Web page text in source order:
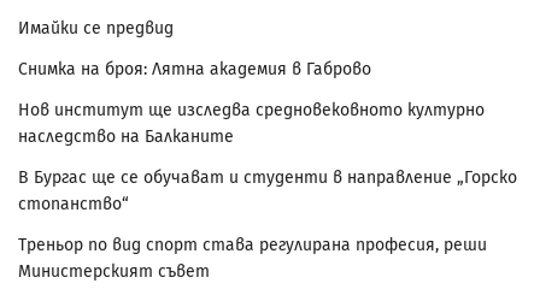
Имайки се предвид
Снимка на броя: Лятна академия в Габрово
Нов институт ще изследва средновековното културно
наследство на Балканите
В Бургас ще се обучават и студенти в направление „Горско
стопанство“
Треньор по вид спорт става регулирана професия, реши
Министерският съвет